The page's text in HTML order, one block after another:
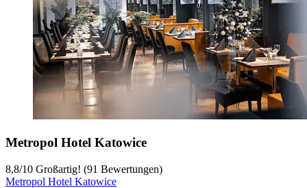
Metropol Hotel Katowice
8,8/10 Großartig! (91 Bewertungen)
Metropol Hotel Katowice